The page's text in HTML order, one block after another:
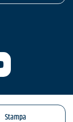
Stampa